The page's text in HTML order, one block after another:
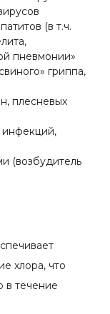
(в т.ч.
пневмонии»
гриппа,
плесневых
инфекций,
(возбудитель
хлора, что
в течение